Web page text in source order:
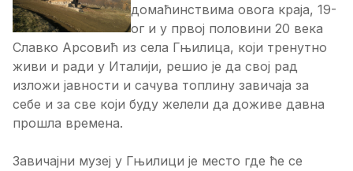
домаћинствима овога краја, 19-
ог и у првој половини 20 века
Славко Арсовић из села Гњилица, који тренутно
живи и ради у Италији, решио је да свој рад
изложи јавности и сачува топлину завичаја за
себе и за све који буду желели да доживе давна
прошла времена.
Завичајни музеј у Гњилици је место где ће се